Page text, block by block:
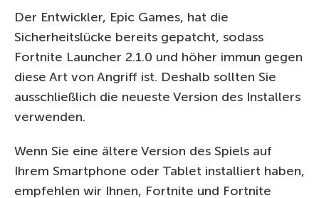
Der Entwickler, Epic Games, hat die
Sicherheitslücke bereits gepatcht, sodass
Fortnite Launcher 2.1.0 und höher immun gegen
diese Art von Angriff ist. Deshalb sollten Sie
ausschließlich die neueste Version des Installers
verwenden.
Wenn Sie eine ältere Version des Spiels auf
Ihrem Smartphone oder Tablet installiert haben,
empfehlen wir Ihnen, Fortnite und Fortnite